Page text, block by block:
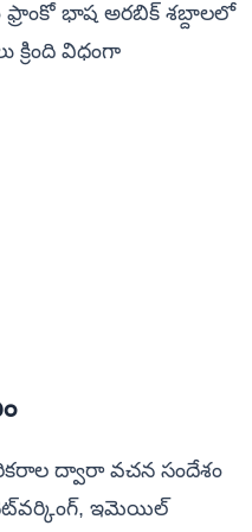
ఫ్రాంకో భాష అరబిక్ శబ్దాలలో
క్రింది విధంగా
ద్వారా వచన సందేశం
ఇమెయిల్